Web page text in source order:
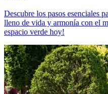
Descubre los pasos esenciales
lleno de vida y armonía con el
espacio verde hoy!